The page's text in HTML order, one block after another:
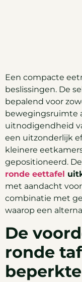
Een compacte
beslissingen. De
bepalend voor
bewegingsruimte
uitnodigendheid
een uitzonderlijk
kleinere
gepositioneerd.
ronde eettafel
met aandacht
combinatie met
waarop een
De
ronde